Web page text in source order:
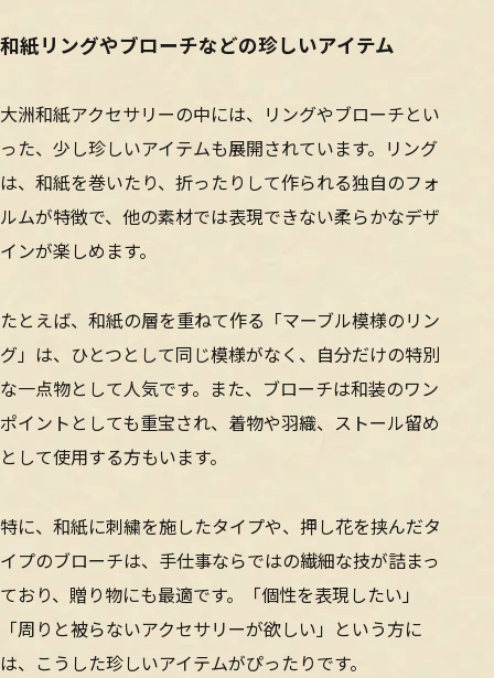
和紙リングやブローチなどの珍しいアイテム
大洲和紙アクセサリーの中には、リングやブローチとい
った、少し珍しいアイテムも展開されています。リング
は、和紙を巻いたり、折ったりして作られる独自のフォ
ルムが特徴で、他の素材では表現できない柔らかなデザ
インが楽しめます。
たとえば、和紙の層を重ねて作る「マーブル模様のリン
グ」は、ひとつとして同じ模様がなく、自分だけの特別
な一点物として人気です。また、ブローチは和装のワン
ポイントとしても重宝され、着物や羽織、ストール留め
として使用する方もいます。
特に、和紙に刺繍を施したタイプや、押し花を挟んだタ
イプのブローチは、手仕事ならではの繊細な技が詰まっ
ており、贈り物にも最適です。「個性を表現したい」
「周りと被らないアクセサリーが欲しい」という方に
は、こうした珍しいアイテムがぴったりです。